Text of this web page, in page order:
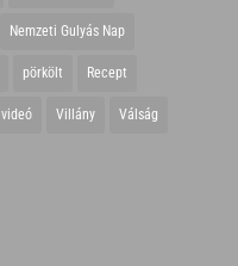
Nemzeti Gulyás Nap
pörkölt Recept
videó Villány Válság